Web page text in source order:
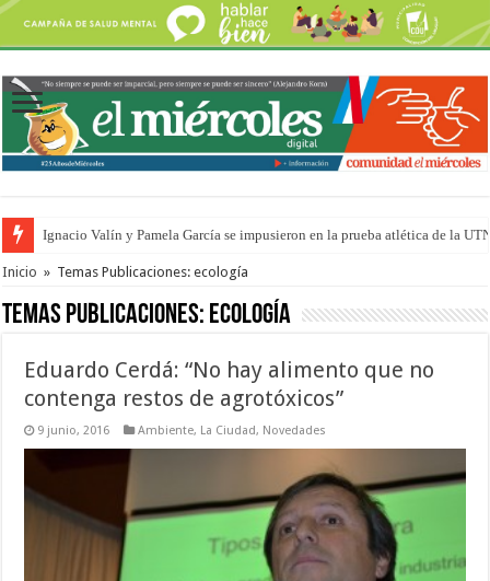
Ignacio Valín y Pamela García se impusieron en la prueba atlética de la
Traigo el litoral en mi canción: 100 años de Aníbal Sampayo
Inicio » Temas Publicaciones: ecología
Temas Publicaciones: ecología
Eduardo Cerdá: “No hay alimento que no
contenga restos de agrotóxicos”
9 junio, 2016 Ambiente, La Ciudad, Novedades